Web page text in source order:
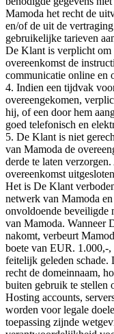
Mamoda het recht de
en/of de uit de
gebruikelijke tarieven
De Klant is verplicht om
overeenkomst de
communicatie online en
4. Indien een tijdvak
overeengekomen,
hij, of een door hem
goed telefonisch en
5. De Klant is niet
van Mamoda de
derde te laten
overeenkomst
Het is De Klant
netwerk van Mamoda
onvoldoende beveiligde
van Mamoda. Wanneer
nakomt, verbeurt
boete van EUR. 1.000,-
feitelijk geleden schade.
recht de domeinnaam,
buiten gebruik te stellen
Hosting accounts,
worden voor legale
toepassing zijnde